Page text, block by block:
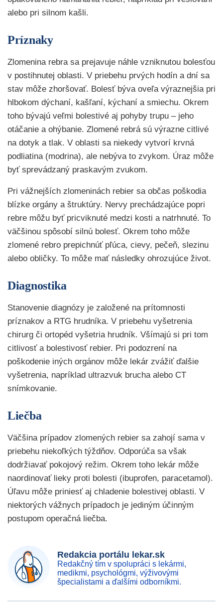
alebo pri silnom kašli.
Príznaky
Zlomenina rebra sa prejavuje náhle vzniknutou bolesťou
v postihnutej oblasti. V priebehu prvých hodín a dní sa
stav môže zhoršovať. Bolesť býva oveľa výraznejšia pri
hlbokom dýchaní, kašľaní, kýchaní a smiechu. Okrem
toho bývajú veľmi bolestivé aj pohyby trupu – jeho
otáčanie a ohýbanie. Zlomené rebrá sú výrazne citlivé
na dotyk a tlak. V oblasti sa niekedy vytvorí krvná
podliatina (modrina), ale nebýva to zvykom. Úraz môže
byť sprevádzaný praskavým zvukom.
Pri vážnejších zlomeninách rebier sa občas poškodia
blízke orgány a štruktúry. Nervy prechádzajúce popri
rebre môžu byť pricviknuté medzi kosti a natrhnuté. To
väčšinou spôsobí silnú bolesť. Okrem toho môže
zlomené rebro prepichnúť pľúca, cievy, pečeň, slezinu
alebo obličky. To môže mať následky ohrozujúce život.
Diagnostika
Stanovenie diagnózy je založené na prítomnosti
príznakov a RTG hrudníka. V priebehu vyšetrenia
chirurg či ortopéd vyšetria hrudník. Všímajú si pri tom
citlivosť a bolestivosť rebier. Pri podozrení na
poškodenie iných orgánov môže lekár zvážiť ďalšie
vyšetrenia, napríklad ultrazvuk brucha alebo CT
snímkovanie.
Liečba
Väčšina prípadov zlomených rebier sa zahojí sama v
priebehu niekoľkých týždňov. Odporúča sa však
dodržiavať pokojový režim. Okrem toho lekár môže
naordinovať lieky proti bolesti (ibuprofen, paracetamol).
Úľavu môže priniesť aj chladenie bolestivej oblasti. V
niektorých vážnych prípadoch je jediným účinným
postupom operačná liečba.
Redakcia portálu lekar.sk
Redakčný tím v spolupráci s lekármi,
medikmi, psychológmi, výživovými
špecialistami a ďalšími odborníkmi.